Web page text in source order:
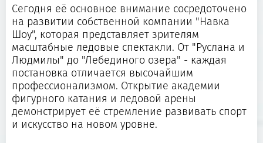
Сегодня её основное внимание сосредоточено
на развитии собственной компании "Навка
Шоу", которая представляет зрителям
масштабные ледовые спектакли. От "Руслана и
Людмилы" до "Лебединого озера" - каждая
постановка отличается высочайшим
профессионализмом. Открытие академии
фигурного катания и ледовой арены
демонстрирует её стремление развивать спорт
и искусство на новом уровне.